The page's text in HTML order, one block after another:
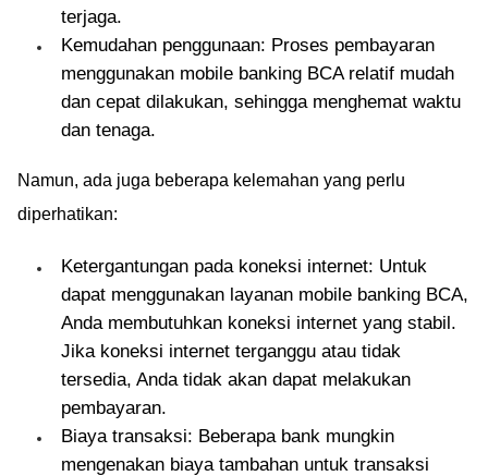
terjaga.
Kemudahan penggunaan: Proses pembayaran
menggunakan mobile banking BCA relatif mudah
dan cepat dilakukan, sehingga menghemat waktu
dan tenaga.
Namun, ada juga beberapa kelemahan yang perlu
diperhatikan:
Ketergantungan pada koneksi internet: Untuk
dapat menggunakan layanan mobile banking BCA,
Anda membutuhkan koneksi internet yang stabil.
Jika koneksi internet terganggu atau tidak
tersedia, Anda tidak akan dapat melakukan
pembayaran.
Biaya transaksi: Beberapa bank mungkin
mengenakan biaya tambahan untuk transaksi